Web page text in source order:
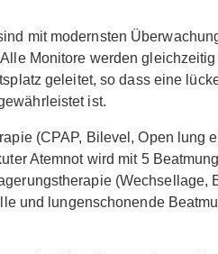
mit modernsten
Monitore werden
geleitet, so dass eine
ist.
(CPAP, Bilevel, Open lung
Atemnot wird mit 5
(Wechsellage,
und lungenschonende